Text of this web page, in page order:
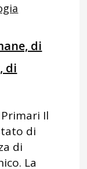
di
di
Il
di
di
La